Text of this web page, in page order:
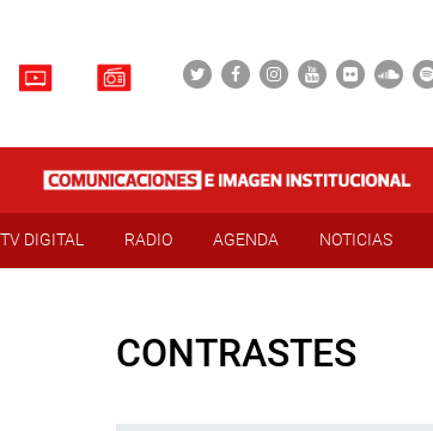
TV DIGITAL RADIO AGENDA NOTICIAS
CONTRASTES